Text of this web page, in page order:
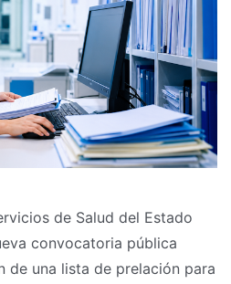
de Salud del Estado
convocatoria pública
de una lista de prelación para